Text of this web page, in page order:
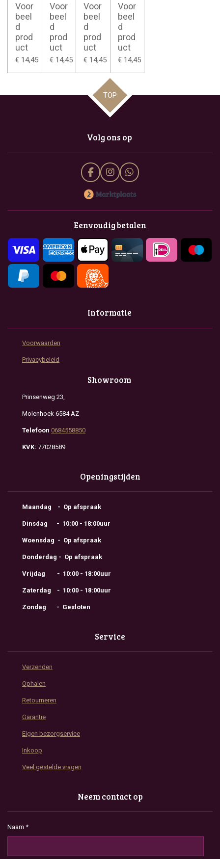
Voor
beel
d
prod
uct
€ 14,45
Voor
beel
d
prod
uct
€ 14,45
Voor
beel
d
prod
uct
€ 14,45
Voor
beel
d
prod
uct
€ 14,45
TOP
Volg ons op
F
a
c
b
o
k
I
n
s
a
r
a
m
W
h
a
s
p
p
Eenvoudig betalen
Informatie
Voorwaarden
Privacybeleid
Showroom
Prinsenweg 23,
Molenhoek 6584 AZ
Telefoon 0684558850
KVK: 77028589
Openingstijden
Maandag - Op afspraak
Dinsdag - 10:00 - 18:00uur
Woensdag - Op afspraak
Donderdag - Op afspraak
Vrijdag - 10:00 - 18:00uur
Zaterdag - 10:00 - 18:00uur
Zondag - Gesloten
Service
Verzenden
Ophalen
Retourneren
Garantie
Eigen bezorgservice
Inkoop
Veel gestelde vragen
Neem contact op
Naam *